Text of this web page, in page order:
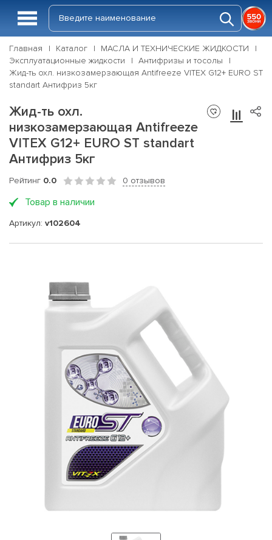
Главная Каталог
МАСЛА И ТЕХНИЧЕСКИЕ ЖИДКОСТИ
Эксплуатационные жидкости
Антифризы и тосолы
Жид-ть охл. низкозамерзающая Antifreeze VITEX G12+ EURO ST
standart Антифриз 5кг
Жид-ть охл.
низкозамерзающая Antifreeze
VITEX G12+ EURO ST standart
Антифриз 5кг
Рейтинг 0.0 0 отзывов
Товар в наличии
Артикул: v102604